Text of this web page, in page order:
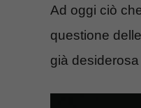
Ad oggi ciò
questione delle
già